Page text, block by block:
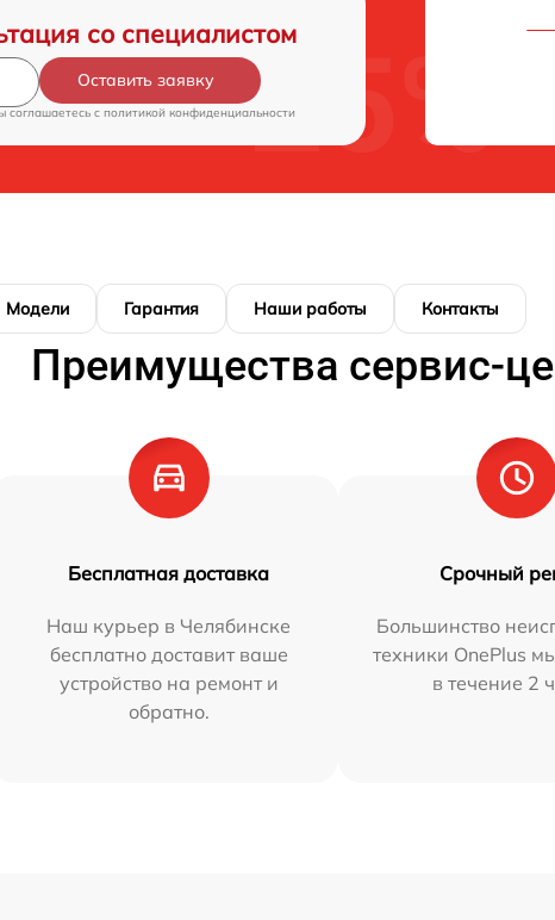
со специалистом
Оставить заявку
соглашаетесь c политикой конфиденциальности
Модели Гарантия Наши работы Контакты
Преимущества сервис-
Бесплатная доставка
Наш курьер в Челябинске
бесплатно доставит ваше
устройство на ремонт и
обратно.
Срочный
Большинство
техники OnePlus
в течение 2